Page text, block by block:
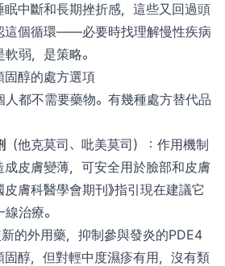
中斷和長期挫折感，這些又回過頭
這個循環——必要時找理解慢性疾病
弱，是策略。
固醇的處方選項
都不需要藥物。有幾種處方替代品
（他克莫司、吡美莫司）：作用機制
皮膚變薄，可安全用於臉部和皮膚
膚科醫學會期刊》指引現在建議它
治療。
新的外用藥，抑制參與發炎的PDE4
醇，但對輕中度濕疹有用，沒有類